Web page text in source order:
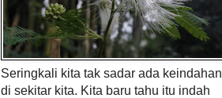
Seringkali kita tak sadar ada keindahan
di sekitar kita. Kita baru tahu itu indah